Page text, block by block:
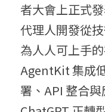
者大會上正式
代理人開發從
為人人可上手
AgentKit 集成
署、API 整合